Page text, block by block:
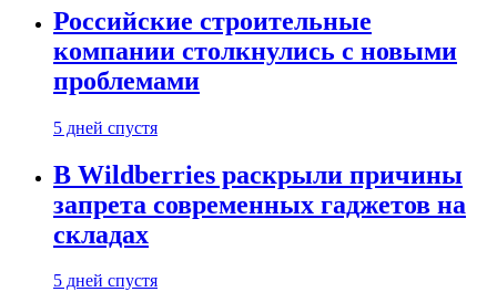
Российские строительные
компании столкнулись с новыми
проблемами
5 дней спустя
В Wildberries раскрыли причины
запрета современных гаджетов на
складах
5 дней спустя